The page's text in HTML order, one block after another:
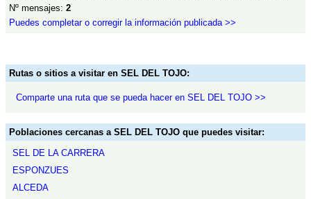
Nº mensajes: 2
Puedes completar o corregir la información publicada >>
Rutas o sitios a visitar en SEL DEL TOJO:
Comparte una ruta que se pueda hacer en SEL DEL TOJO >>
Poblaciones cercanas a SEL DEL TOJO que puedes visitar:
SEL DE LA CARRERA
ESPONZUES
ALCEDA